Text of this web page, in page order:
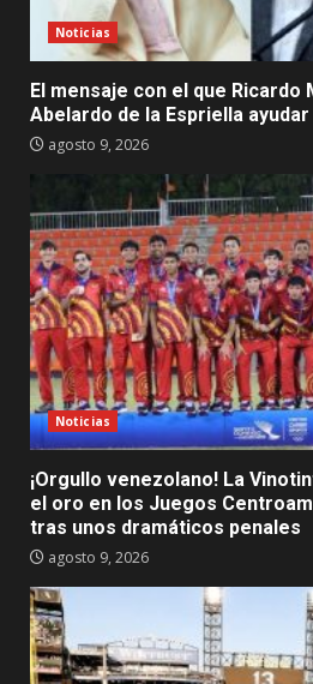
Noticias
El mensaje con el que Ricardo
Abelardo de la Espriella
agosto 9, 2026
Noticias
¡Orgullo venezolano! La
el oro en los Juegos
tras unos dramáticos penales
agosto 9, 2026